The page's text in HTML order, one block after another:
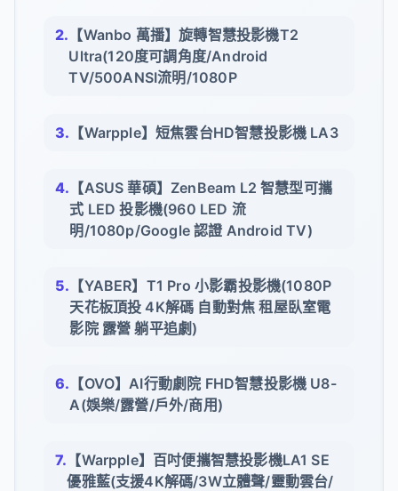
【Wanbo 萬播】旋轉智慧投影機T2
Ultra(120度可調角度/Android
TV/500ANSI流明/1080P
【Warpple】短焦雲台HD智慧投影機 LA3
【ASUS 華碩】ZenBeam L2 智慧型可攜
式 LED 投影機(960 LED 流
明/1080p/Google 認證 Android TV)
【YABER】T1 Pro 小影霸投影機(1080P
天花板頂投 4K解碼 自動對焦 租屋臥室電
影院 露營 躺平追劇)
【OVO】AI行動劇院 FHD智慧投影機 U8-
A(娛樂/露營/戶外/商用)
【Warpple】百吋便攜智慧投影機LA1 SE
優雅藍(支援4K解碼/3W立體聲/靈動雲台/